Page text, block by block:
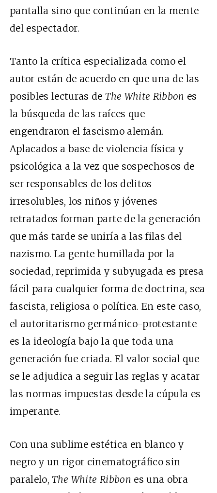
pantalla sino que continúan en la mente
del espectador.
Tanto la crítica especializada como el
autor están de acuerdo en que una de las
posibles lecturas deThe White Ribbon es
la búsqueda de las raíces que
engendraron el fascismo alemán.
Aplacados a base de violencia física y
psicológica a la vez que sospechosos de
ser responsables de los delitos
irresolubles, los niños y jóvenes
retratados forman parte de la generación
que más tarde se uniría a las filas del
nazismo. La gente humillada por la
sociedad, reprimida y subyugada es presa
fácil para cualquier forma de doctrina, sea
fascista, religiosa o política. En este caso,
el autoritarismo germánico-protestante
es la ideología bajo la que toda una
generación fue criada. El valor social que
se le adjudica a seguir las reglas y acatar
las normas impuestas desde la cúpula es
imperante.
Con una sublime estética en blanco y
negro y un rigor cinematográfico sin
paralelo,The White Ribbon es una obra